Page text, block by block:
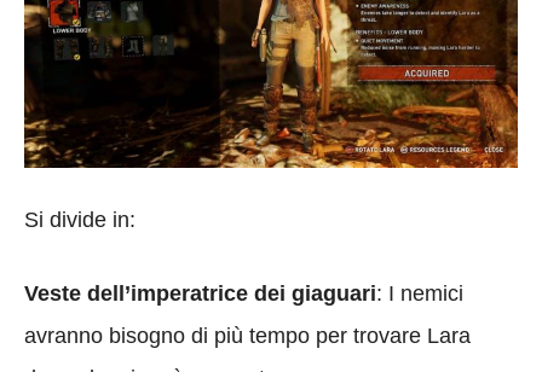
Si divide in:
Veste dell’imperatrice dei giaguari: I nemici
avranno bisogno di più tempo per trovare Lara